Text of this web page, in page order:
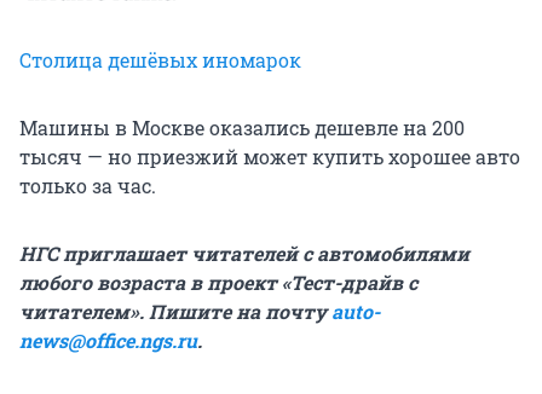
Столица дешёвых иномарок
Машины в Москве оказались дешевле на 200
тысяч — но приезжий может купить хорошее авто
только за час.
НГС приглашает читателей с автомобилями
любого возраста в проект «Тест-драйв с
читателем». Пишите на почтуauto-
news@office.ngs.ru.